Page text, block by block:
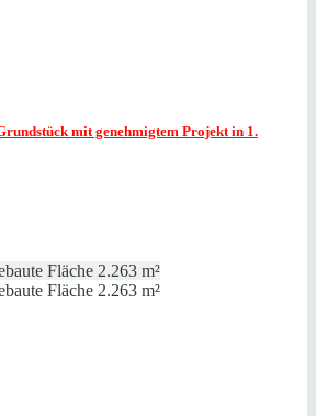
mit genehmigtem Projekt in 1.
Fläche 2.263 m²
Fläche 2.263 m²